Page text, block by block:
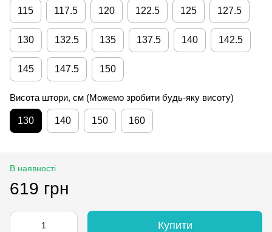
115 117.5 120 122.5 125 127.5
130 132.5 135 137.5 140 142.5
145 147.5 150
Висота штори, см (Можемо зробити будь-яку висоту)
130 140 150 160
В наявності
619 грн
Купити